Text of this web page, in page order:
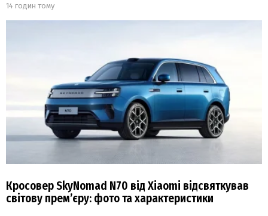
14 годин тому
Кросовер SkyNomad N70 від Xiaomi відсвяткував
світову прем’єру: фото та характеристики